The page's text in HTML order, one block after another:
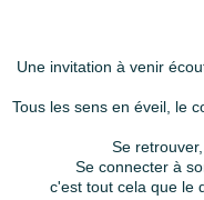
Une invitation à venir
Tous les sens en éveil, le
Se
Se connecter à
c'est tout cela que le